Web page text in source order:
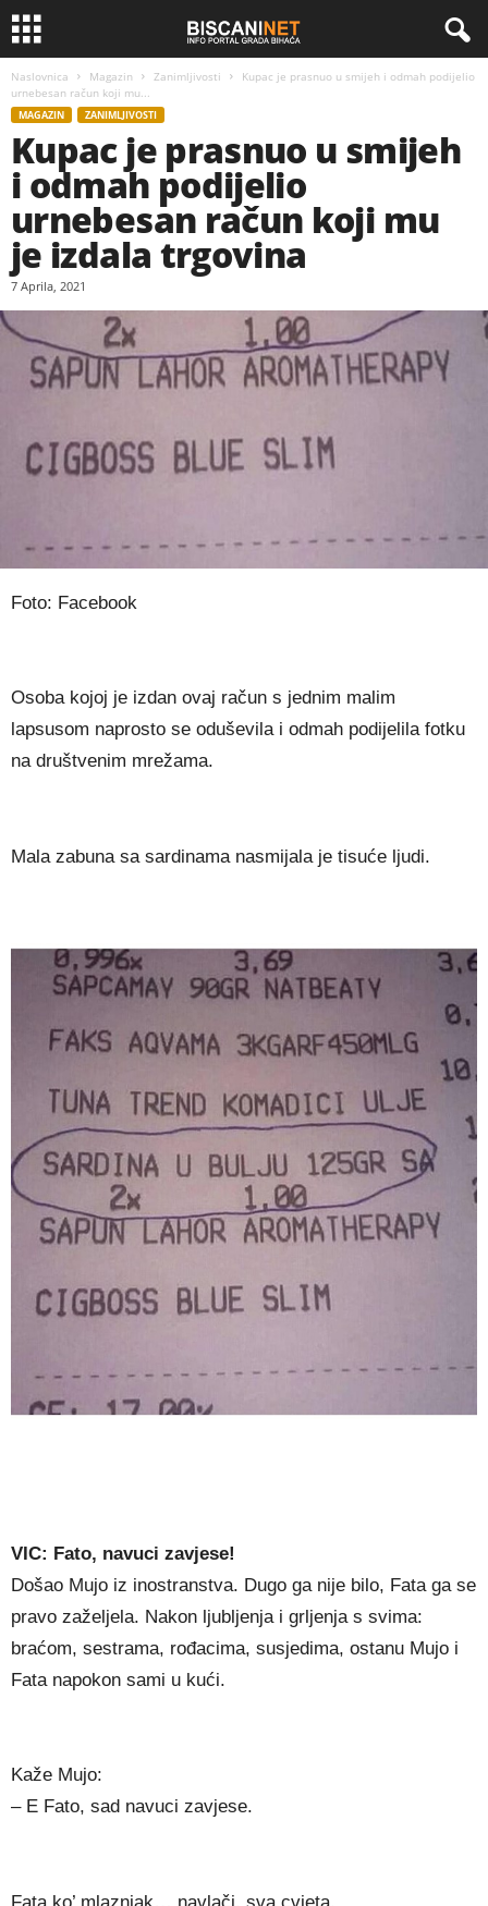
Naslovnica Magazin Zanimljivosti
Kupac je prasnuo u smijeh i odmah podijelio
urnebesan račun koji mu...
MAGAZIN ZANIMLJIVOSTI
Kupac je prasnuo u smijeh
i odmah podijelio
urnebesan račun koji mu
je izdala trgovina
7 Aprila, 2021
Foto: Facebook
Osoba kojoj je izdan ovaj račun s jednim malim
lapsusom naprosto se oduševila i odmah podijelila fotku
na društvenim mrežama.
Mala zabuna sa sardinama nasmijala je tisuće ljudi.
VIC: Fato, navuci zavjese!
Došao Mujo iz inostranstva. Dugo ga nije bilo, Fata ga se
pravo zaželjela. Nakon ljubljenja i grljenja s svima:
braćom, sestrama, rođacima, susjedima, ostanu Mujo i
Fata napokon sami u kući.
Kaže Mujo:
– E Fato, sad navuci zavjese.